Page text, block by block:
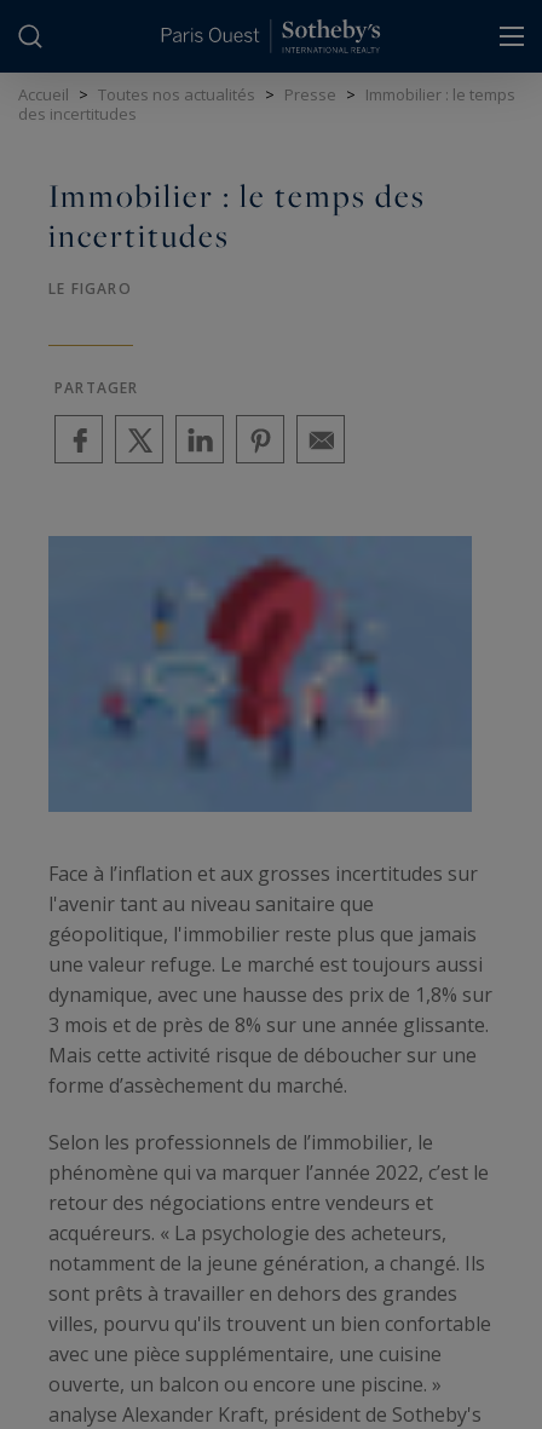
Accueil > Toutes nos actualités > Presse > Immobilier : le temps
des incertitudes
Immobilier : le temps des
incertitudes
LE FIGARO
PARTAGER
Face à l’inflation et aux grosses incertitudes sur
l'avenir tant au niveau sanitaire que
géopolitique, l'immobilier reste plus que jamais
une valeur refuge. Le marché est toujours aussi
dynamique, avec une hausse des prix de 1,8% sur
3 mois et de près de 8% sur une année glissante.
Mais cette activité risque de déboucher sur une
forme d’assèchement du marché.
Selon les professionnels de l’immobilier, le
phénomène qui va marquer l’année 2022, c’est le
retour des négociations entre vendeurs et
acquéreurs. « La psychologie des acheteurs,
notamment de la jeune génération, a changé. Ils
sont prêts à travailler en dehors des grandes
villes, pourvu qu'ils trouvent un bien confortable
avec une pièce supplémentaire, une cuisine
ouverte, un balcon ou encore une piscine. »
analyse Alexander Kraft, président de Sotheby's